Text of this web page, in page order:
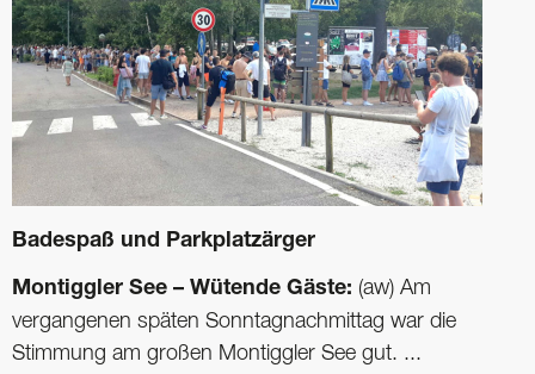
Badespaß und Parkplatzärger
Montiggler See – Wütende Gäste: (aw) Am
vergangenen späten Sonntagnachmittag war die
Stimmung am großen Montiggler See gut. ...